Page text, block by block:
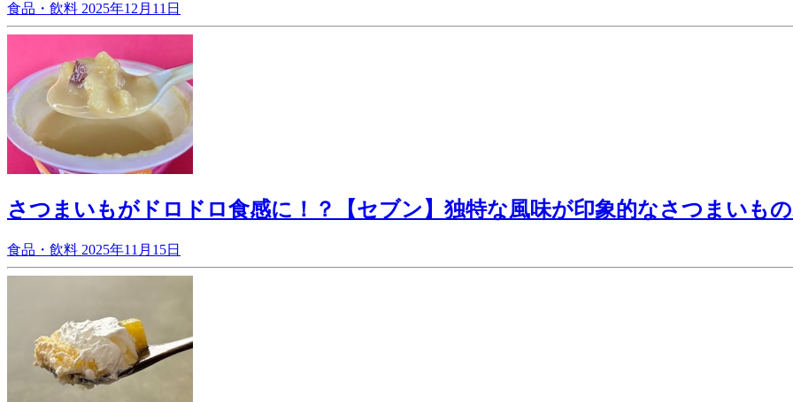
食品・飲料 2025年12月11日
さつまいもがドロドロ食感に！？【セブン】独特な風味が印象的なさつまいも
食品・飲料 2025年11月15日